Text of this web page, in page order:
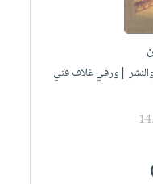
والنشر |ورقي غلاف فني